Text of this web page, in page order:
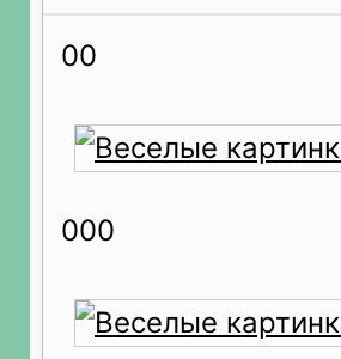
00
000